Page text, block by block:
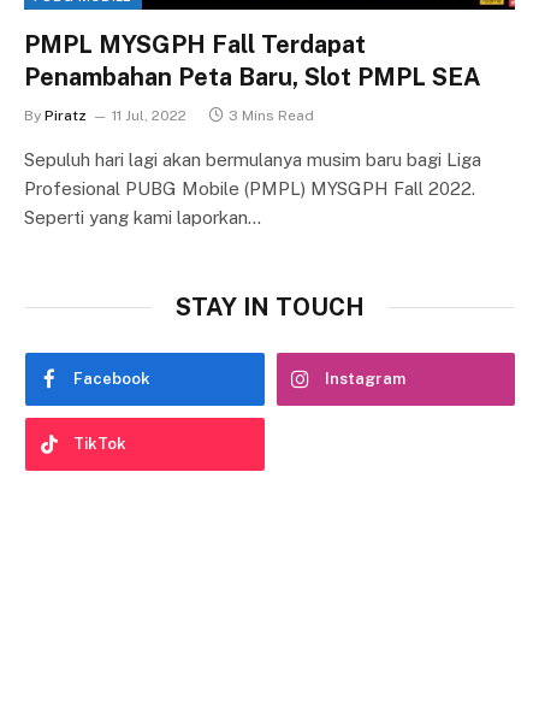
PMPL MYSGPH Fall Terdapat
Penambahan Peta Baru, Slot PMPL SEA
By Piratz 11 Jul, 2022 3 Mins Read
Sepuluh hari lagi akan bermulanya musim baru bagi Liga
Profesional PUBG Mobile (PMPL) MYSGPH Fall 2022.
Seperti yang kami laporkan…
STAY IN TOUCH
Facebook Instagram
TikTok